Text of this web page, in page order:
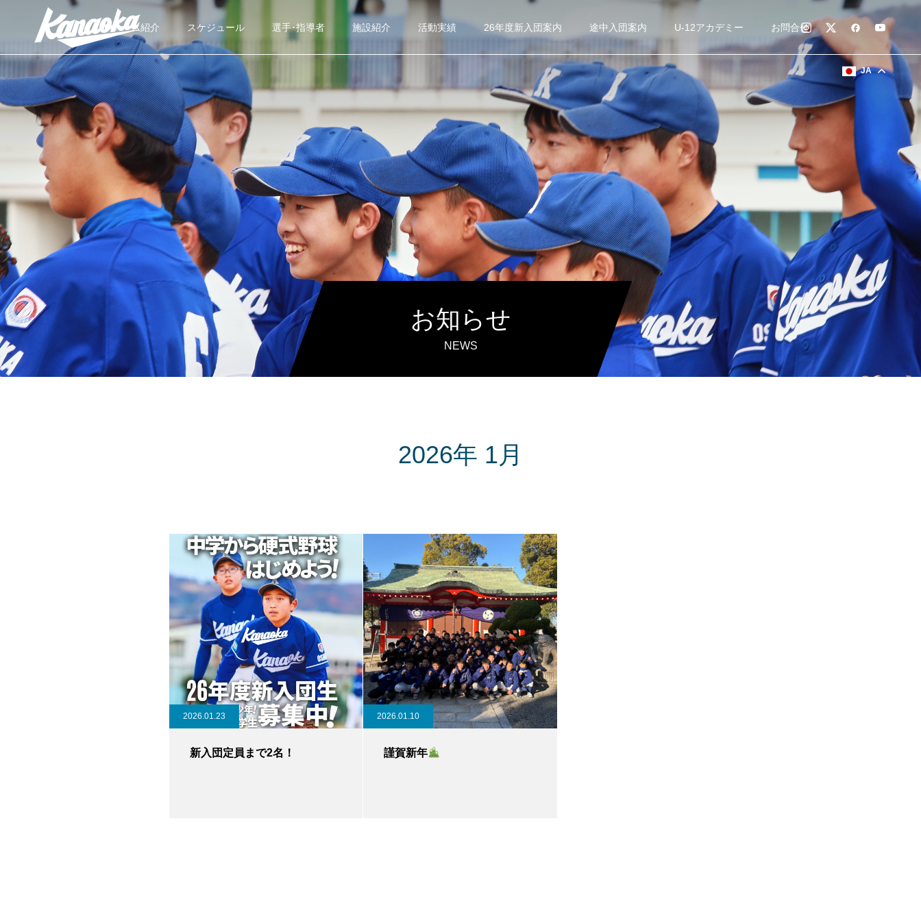
チーム紹介 スケジュール 選手･指導者 施設紹介 活動実績 26年度新入団案内 途中入団案内 U-12アカデミー お問合せ
JA
お知らせ
NEWS
2026年 1月
2026.01.23
新入団定員まで2名！
2026.01.10
謹賀新年